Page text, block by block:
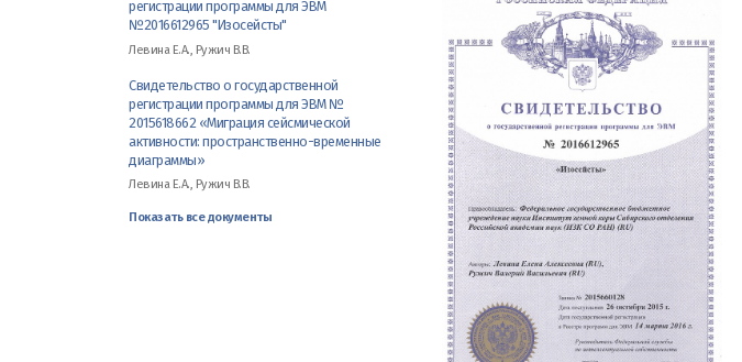
регистрации программы для ЭВМ
№2016612965 "Изосейсты"
Левина Е.А., Ружич В.В.
Свидетельство о государственной
регистрации программы для ЭВМ №
2015618662 «Миграция сейсмической
активности: пространственно-временные
диаграммы»
Левина Е.А., Ружич В.В.
Показать все документы